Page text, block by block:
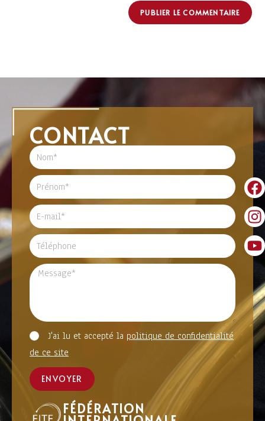
CONTACT
J'ai lu et accepté la politique de confidentialité
de ce site
ENVOYER
FÉDÉRATION